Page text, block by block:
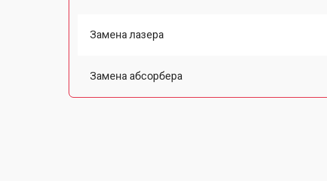
Замена лазера
Замена абсорбера